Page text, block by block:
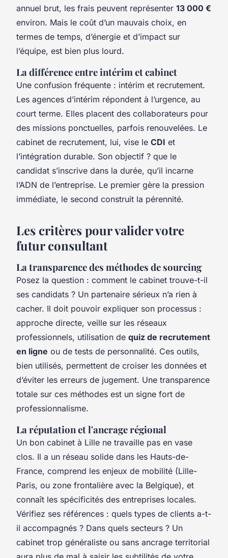
annuel brut, les frais peuvent représenter 13 000 €
environ. Mais le coût d’un mauvais choix, en
termes de temps, d’énergie et d’impact sur
l’équipe, est bien plus lourd.
La différence entre intérim et cabinet
Une confusion fréquente : intérim et recrutement.
Les agences d’intérim répondent à l’urgence, au
court terme. Elles placent des collaborateurs pour
des missions ponctuelles, parfois renouvelées. Le
cabinet de recrutement, lui, vise le CDI et
l’intégration durable. Son objectif ? que le
candidat s’inscrive dans la durée, qu’il incarne
l’ADN de l’entreprise. Le premier gère la pression
immédiate, le second construit la pérennité.
Les critères pour valider votre
futur consultant
La transparence des méthodes de sourcing
Posez la question : comment le cabinet trouve-t-il
ses candidats ? Un partenaire sérieux n’a rien à
cacher. Il doit pouvoir expliquer son processus :
approche directe, veille sur les réseaux
professionnels, utilisation de quiz de recrutement
en ligne ou de tests de personnalité. Ces outils,
bien utilisés, permettent de croiser les données et
d’éviter les erreurs de jugement. Une transparence
totale sur ces méthodes est un signe fort de
professionnalisme.
La réputation et l'ancrage régional
Un bon cabinet à Lille ne travaille pas en vase
clos. Il a un réseau solide dans les Hauts-de-
France, comprend les enjeux de mobilité (Lille-
Paris, ou zone frontalière avec la Belgique), et
connaît les spécificités des entreprises locales.
Vérifiez ses références : quels types de clients a-t-
il accompagnés ? Dans quels secteurs ? Un
cabinet trop généraliste ou sans ancrage territorial